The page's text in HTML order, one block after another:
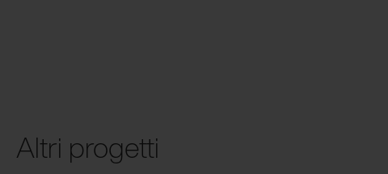
Altri progetti